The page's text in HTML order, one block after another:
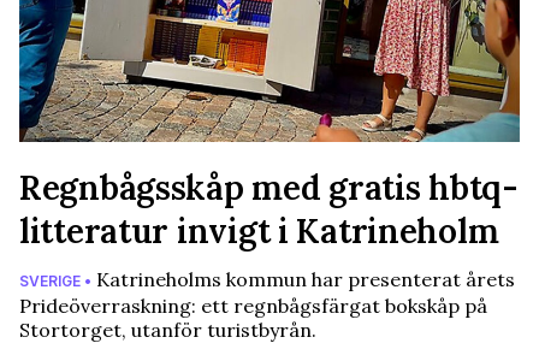
Regnbågsskåp med gratis hbtq-
litteratur invigt i Katrineholm
SVERIGE • Katrineholms kommun har presenterat årets
Prideöverraskning: ett regnbågsfärgat bokskåp på
Stortorget, utanför turistbyrån.